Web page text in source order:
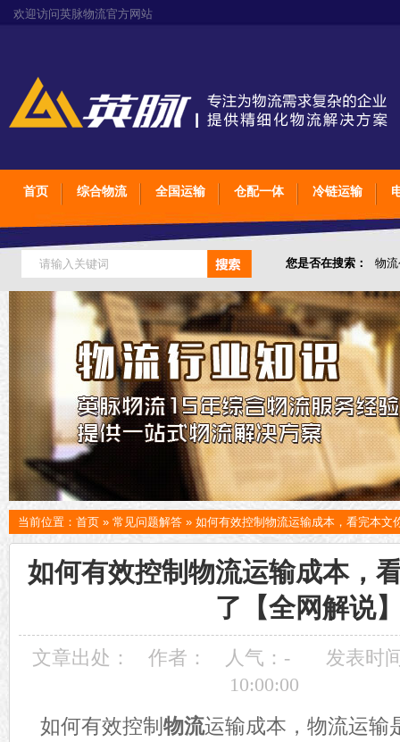
欢迎访问英脉物流官方网站
首页 综合物流 全国运输 仓配一体 冷链运输
您是否在搜索： 物
仓储综合专业定制物
当前位置： 首页 » 常见问题解答 » 如何有效控制物流运输成本，看完本文
如何有效控制物流运输成本，
了【全网解说
文章出处： 作者： 人气： -
发表时
10:00:00
如何有效控制 物流运输成本，物流运输